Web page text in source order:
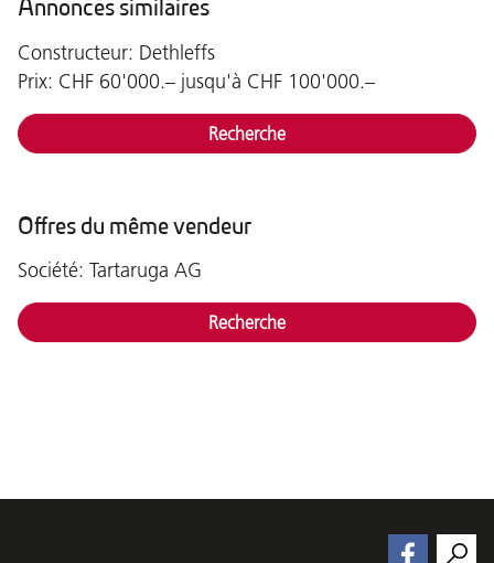
Annonces similaires
Constructeur: Dethleffs
Prix: CHF 60'000.– jusqu'à CHF 100'000.–
Recherche
Offres du même vendeur
Société: Tartaruga AG
Recherche